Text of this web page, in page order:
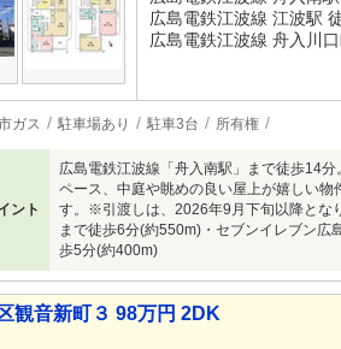
広島電鉄江波線 江波駅
広島電鉄江波線 舟入川
ガス 駐車場あり 駐車3台 所有権
ント
広島電鉄江波線「舟入南駅」まで徒歩14
ペース、中庭や眺めの良い屋上が嬉しい
す。※引渡しは、2026年9月下旬以降とな
まで徒歩6分(約550m)・セブンイレブン
歩5分(約400m)
観音新町３ 98万円 2DK